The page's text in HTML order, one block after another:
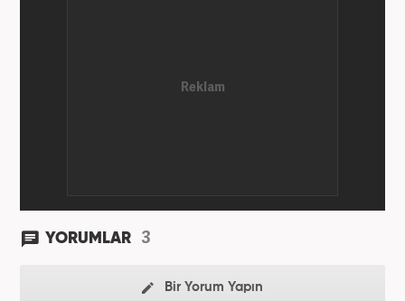
YORUMLAR 3
Bir Yorum Yapın